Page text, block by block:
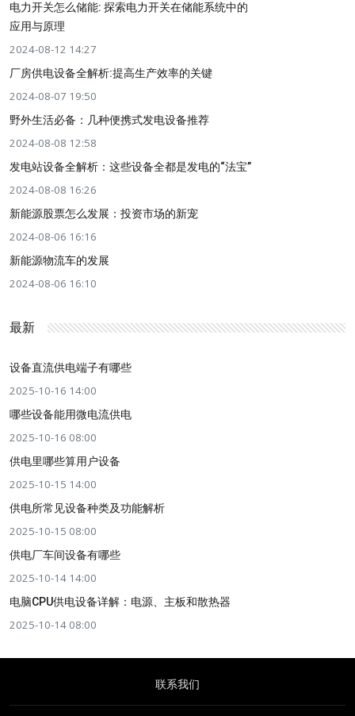
电力开关怎么储能: 探索电力开关在储能系统中的
应用与原理
2024-08-12 14:27
厂房供电设备全解析:提高生产效率的关键
2024-08-07 19:50
野外生活必备：几种便携式发电设备推荐
2024-08-08 12:58
发电站设备全解析：这些设备全都是发电的“法宝”
2024-08-08 16:26
新能源股票怎么发展：投资市场的新宠
2024-08-06 16:16
新能源物流车的发展
2024-08-06 16:10
最新
设备直流供电端子有哪些
2025-10-16 14:00
哪些设备能用微电流供电
2025-10-16 08:00
供电里哪些算用户设备
2025-10-15 14:00
供电所常见设备种类及功能解析
2025-10-15 08:00
供电厂车间设备有哪些
2025-10-14 14:00
电脑CPU供电设备详解：电源、主板和散热器
2025-10-14 08:00
联系我们